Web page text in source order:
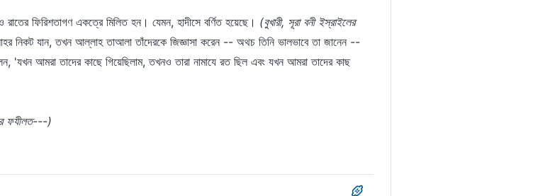
ফিরিশতাগণ একত্রে মিলিত হন। যেমন, হাদীসে বর্ণিত হয়েছে। (বুখারী, সূরা বনী ইস্রাইলের
নিকট যান, তখন আল্লাহ তাআলা তাঁদেরকে জিজ্ঞাসা করেন -- অথচ তিনি ভালভাবে তা জানেন --
'যখন আমরা তাদের কাছে গিয়েছিলাম, তখনও তারা নামাযে রত ছিল এবং যখন আমরা তাদের কাছ
ফযীলত---)